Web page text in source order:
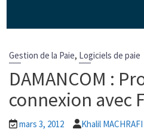
Home
Gestion
Gestion de la Paie, Logiciels de paie
DAMANCOM :
connexion avec
mars 3, 2012 Khalil MACHRAFI